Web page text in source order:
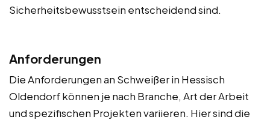
Sicherheitsbewusstsein entscheidend sind.
Anforderungen
Die Anforderungen an Schweißer in Hessisch
Oldendorf können je nach Branche, Art der Arbeit
und spezifischen Projekten variieren. Hier sind die